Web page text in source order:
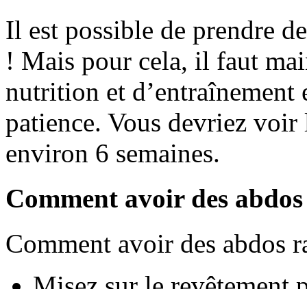
Il est possible de prendre
! Mais pour cela, il faut
nutrition et
patience. Vous devriez voir
environ 6 semaines.
Comment avoir des
Comment avoir des abdos